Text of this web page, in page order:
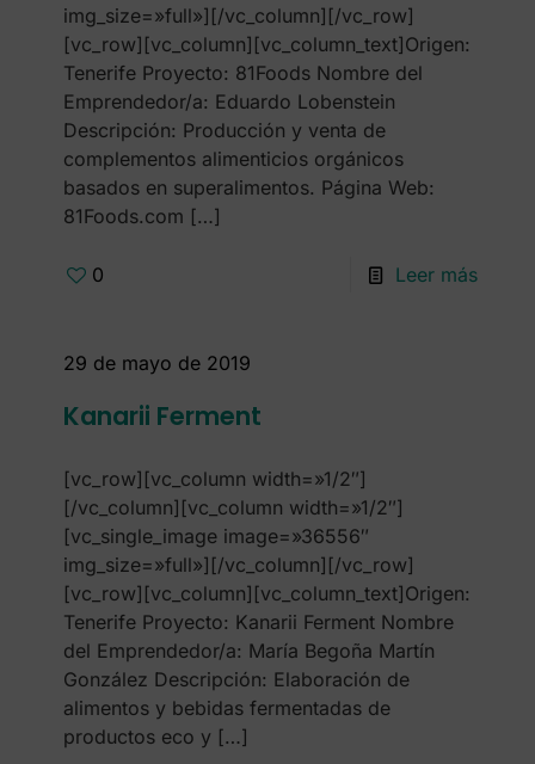
img_size=»full»][/vc_column][/vc_row]
[vc_row][vc_column][vc_column_text]Origen:
Tenerife Proyecto: 81Foods Nombre del
Emprendedor/a: Eduardo Lobenstein
Descripción: Producción y venta de
complementos alimenticios orgánicos
basados en superalimentos. Página Web:
81Foods.com […]
0 Leer más
29 de mayo de 2019
Kanarii Ferment
[vc_row][vc_column width=»1/2″]
[/vc_column][vc_column width=»1/2″]
[vc_single_image image=»36556″
img_size=»full»][/vc_column][/vc_row]
[vc_row][vc_column][vc_column_text]Origen:
Tenerife Proyecto: Kanarii Ferment Nombre
del Emprendedor/a: María Begoña Martín
González Descripción: Elaboración de
alimentos y bebidas fermentadas de
productos eco y […]